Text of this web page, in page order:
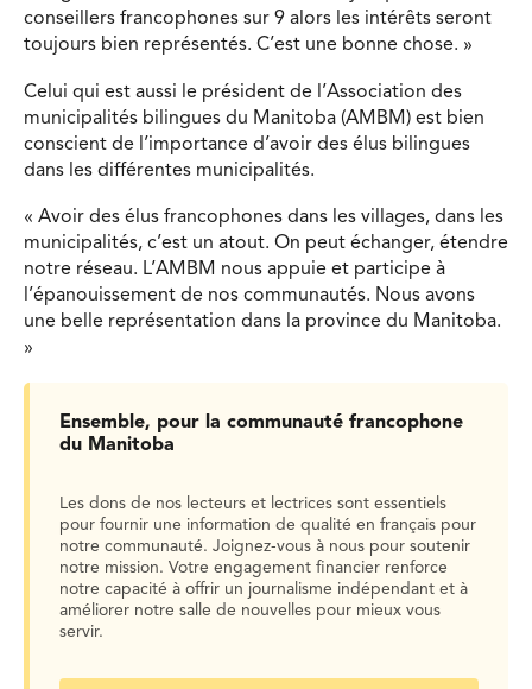
conseillers francophones sur 9 alors les intérêts seront
toujours bien représentés. C’est une bonne chose. »
Celui qui est aussi le président de l’Association des
municipalités bilingues du Manitoba (AMBM) est bien
conscient de l’importance d’avoir des élus bilingues
dans les différentes municipalités.
« Avoir des élus francophones dans les villages, dans les
municipalités, c’est un atout. On peut échanger, étendre
notre réseau. L’AMBM nous appuie et participe à
l’épanouissement de nos communautés. Nous avons
une belle représentation dans la province du Manitoba.
»
Ensemble, pour la communauté francophone
du Manitoba
Les dons de nos lecteurs et lectrices sont essentiels
pour fournir une information de qualité en français pour
notre communauté. Joignez-vous à nous pour soutenir
notre mission. Votre engagement financier renforce
notre capacité à offrir un journalisme indépendant et à
améliorer notre salle de nouvelles pour mieux vous
servir.